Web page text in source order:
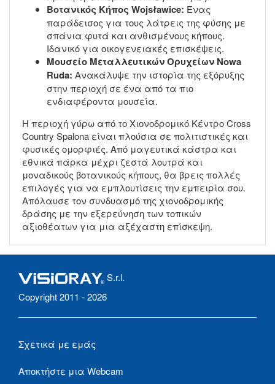
Βοτανικός Κήπος Wojsławice: Ένας
παράδεισος για τους λάτρεις της φύσης με
σπάνια φυτά και ανθισμένους κήπους.
Ιδανικό για οικογενειακές επισκέψεις.
Μουσείο Μεταλλευτικών Ορυχείων Nowa
Ruda: Ανακάλυψε την ιστορία της εξόρυξης
στην περιοχή σε ένα από τα πιο
ενδιαφέροντα μουσεία.
Η περιοχή γύρω από το Χιονοδρομικό Κέντρο Cross
Country Spalona είναι πλούσια σε πολιτιστικές και
φυσικές ομορφιές. Από μαγευτικά κάστρα και
εθνικά πάρκα μέχρι ζεστά λουτρά και
μοναδικούς βοτανικούς κήπους, θα βρεις πολλές
επιλογές για να εμπλουτίσεις την εμπειρία σου.
Απόλαυσε τον συνδυασμό της χιονοδρομικής
δράσης με την εξερεύνηση των τοπικών
αξιοθέατων για μια αξέχαστη επίσκεψη.
S.r.l.
Copyright 2011 - 2026
Σχετικά με εμάς
Αποκτήστε μια Webcam